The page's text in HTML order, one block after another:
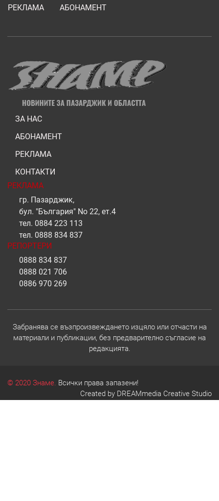
РЕКЛАМА
АБОНАМЕНТ
ЗА НАС
АБОНАМЕНТ
РЕКЛАМА
КОНТАКТИ
РЕКЛАМА
гр. Пазарджик,
бул. "България" No 22, ет.4
тел. 0884 223 113
тел. 0888 834 837
РЕПОРТЕРИ
0888 834 837
0888 021 706
0886 970 269
Забранява се възпроизвеждането изцяло или отчасти на
материали и публикации, без предварително съгласие на
редакцията.
© 2020 Знаме. Всички права запазени!
Created by DREAMmedia Creative Studio